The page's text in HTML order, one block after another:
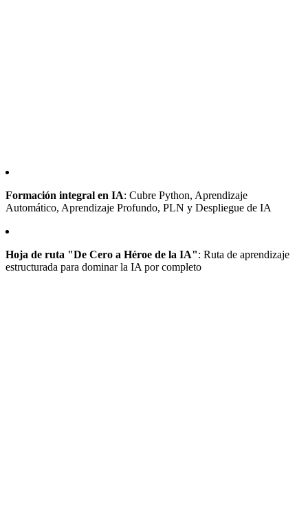
Formación integral en IA: Cubre Python, Aprendizaje
Automático, Aprendizaje Profundo, PLN y Despliegue de IA
Hoja de ruta "De Cero a Héroe de la IA": Ruta de aprendizaje
estructurada para dominar la IA por completo